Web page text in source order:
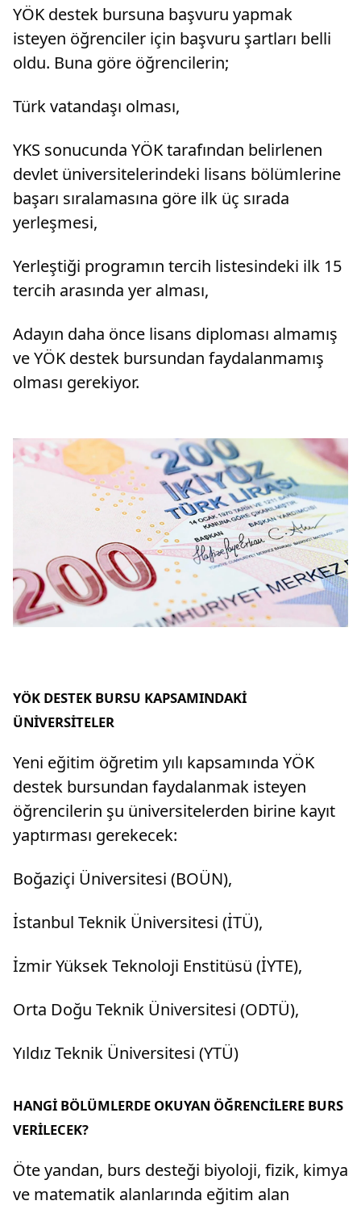
YÖK destek bursuna başvuru yapmak
isteyen öğrenciler için başvuru şartları belli
oldu. Buna göre öğrencilerin;
Türk vatandaşı olması,
YKS sonucunda YÖK tarafından belirlenen
devlet üniversitelerindeki lisans bölümlerine
başarı sıralamasına göre ilk üç sırada
yerleşmesi,
Yerleştiği programın tercih listesindeki ilk 15
tercih arasında yer alması,
Adayın daha önce lisans diploması almamış
ve YÖK destek bursundan faydalanmamış
olması gerekiyor.
YÖK DESTEK BURSU KAPSAMINDAKİ
ÜNİVERSİTELER
Yeni eğitim öğretim yılı kapsamında YÖK
destek bursundan faydalanmak isteyen
öğrencilerin şu üniversitelerden birine kayıt
yaptırması gerekecek:
Boğaziçi Üniversitesi (BOÜN),
İstanbul Teknik Üniversitesi (İTÜ),
İzmir Yüksek Teknoloji Enstitüsü (İYTE),
Orta Doğu Teknik Üniversitesi (ODTÜ),
Yıldız Teknik Üniversitesi (YTÜ)
HANGİ BÖLÜMLERDE OKUYAN ÖĞRENCİLERE BURS
VERİLECEK?
Öte yandan, burs desteği biyoloji, fizik, kimya
ve matematik alanlarında eğitim alan